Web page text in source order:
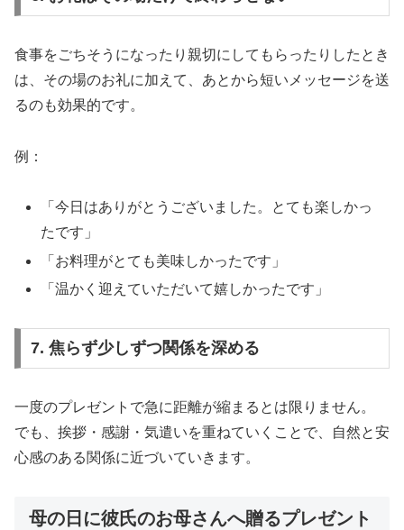
食事をごちそうになったり親切にしてもらったりしたとき
は、その場のお礼に加えて、あとから短いメッセージを送
るのも効果的です。
例：
「今日はありがとうございました。とても楽しかっ
たです」
「お料理がとても美味しかったです」
「温かく迎えていただいて嬉しかったです」
7. 焦らず少しずつ関係を深める
一度のプレゼントで急に距離が縮まるとは限りません。
でも、挨拶・感謝・気遣いを重ねていくことで、自然と安
心感のある関係に近づいていきます。
母の日に彼氏のお母さんへ贈るプレゼント